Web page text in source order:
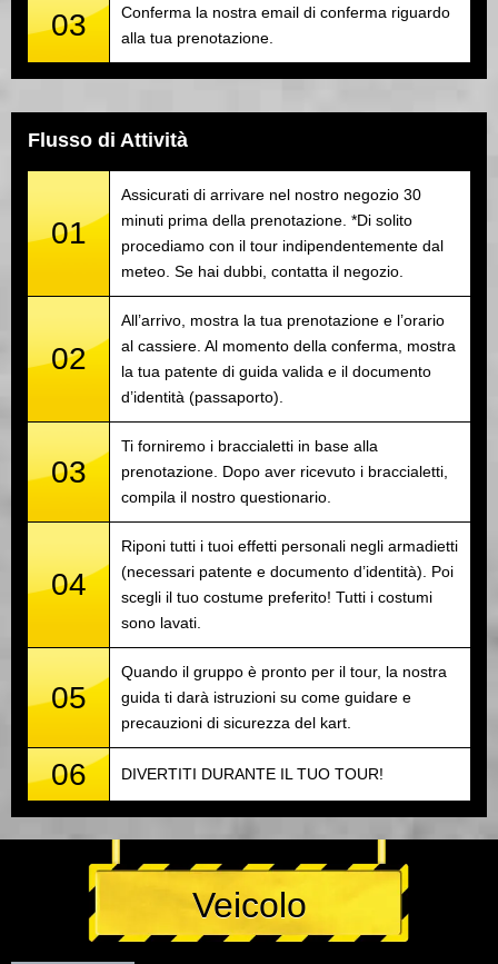
03
Conferma la nostra email di conferma riguardo
alla tua prenotazione.
Flusso di Attività
01
Assicurati di arrivare nel nostro negozio 30
minuti prima della prenotazione. *Di solito
procediamo con il tour indipendentemente dal
meteo. Se hai dubbi, contatta il negozio.
02
All’arrivo, mostra la tua prenotazione e l’orario
al cassiere. Al momento della conferma, mostra
la tua patente di guida valida e il documento
d’identità (passaporto).
03
Ti forniremo i braccialetti in base alla
prenotazione. Dopo aver ricevuto i braccialetti,
compila il nostro questionario.
04
Riponi tutti i tuoi effetti personali negli armadietti
(necessari patente e documento d’identità). Poi
scegli il tuo costume preferito! Tutti i costumi
sono lavati.
05
Quando il gruppo è pronto per il tour, la nostra
guida ti darà istruzioni su come guidare e
precauzioni di sicurezza del kart.
06 DIVERTITI DURANTE IL TUO TOUR!
Veicolo